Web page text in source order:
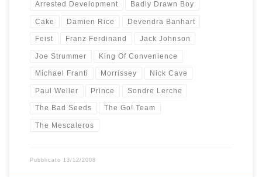
Arrested Development Badly Drawn Boy
Cake Damien Rice Devendra Banhart
Feist Franz Ferdinand Jack Johnson
Joe Strummer King Of Convenience
Michael Franti Morrissey Nick Cave
Paul Weller Prince Sondre Lerche
The Bad Seeds The Go! Team
The Mescaleros
Pubblicato 13/12/2008